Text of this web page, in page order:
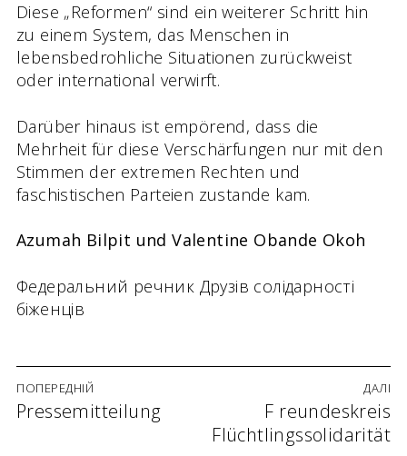
Diese „Reformen“ sind ein weiterer Schritt hin
zu einem System, das Menschen in
lebensbedrohliche Situationen zurückweist
oder international verwirft.
Darüber hinaus ist empörend, dass die
Mehrheit für diese Verschärfungen nur mit den
Stimmen der extremen Rechten und
faschistischen Parteien zustande kam.
Azumah Bilpit und Valentine Obande Okoh
Федеральний речник Друзів солідарності
біженців
Beitrags-
Navigation
ПОПЕРЕДНІЙ
Vorheriger
Pressemitteilung
ДАЛІ
Наступний
запис:
F reundeskreis
Flüchtlingssolidarität